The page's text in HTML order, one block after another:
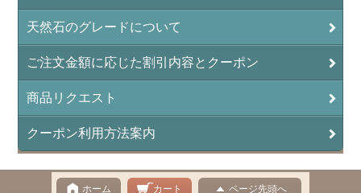
エレスチャル(elestial/骸骨水晶)
オーロラクォーツ(レインボー水晶)
オニキス(ブラック)(Black Onyx)
オブシディアン（黒曜石/Obsidian）
オフィカルサイト（蛇灰岩/Ophicalcite）
天然石のグレードについて
ご注文金額に応じた割引内容とクーポン
商品リクエスト
クーポン利用方法案内
ホーム カート ページ先頭へ